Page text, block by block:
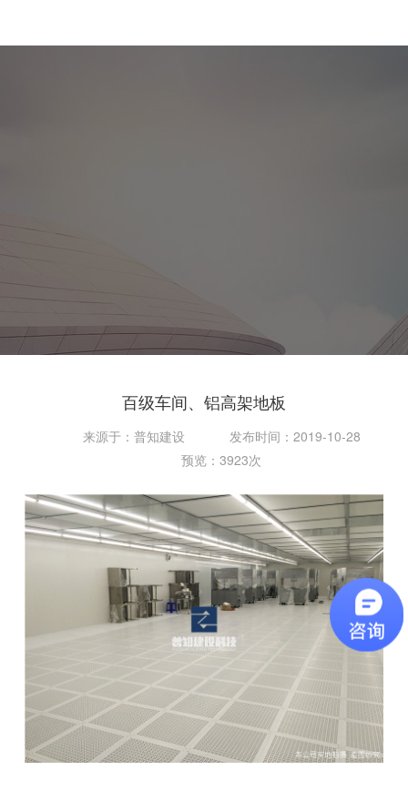
百级车间、铝高架地板
来源于：普知建设
发布时间：2019-10-28
预览：3923次